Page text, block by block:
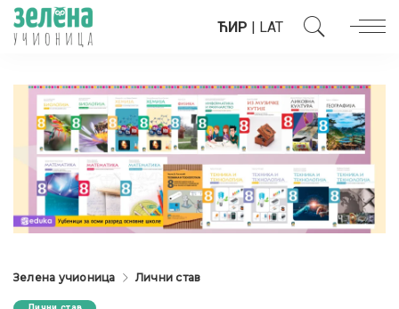
ЋИР | LAT
Зелена учионица Лични став